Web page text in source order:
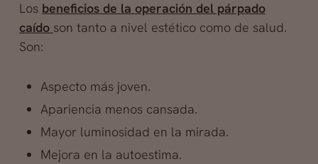
Los beneficios de la operación del párpado
caído son tanto a nivel estético como de salud.
Son:
Aspecto más joven.
Apariencia menos cansada.
Mayor luminosidad en la mirada.
Mejora en la autoestima.